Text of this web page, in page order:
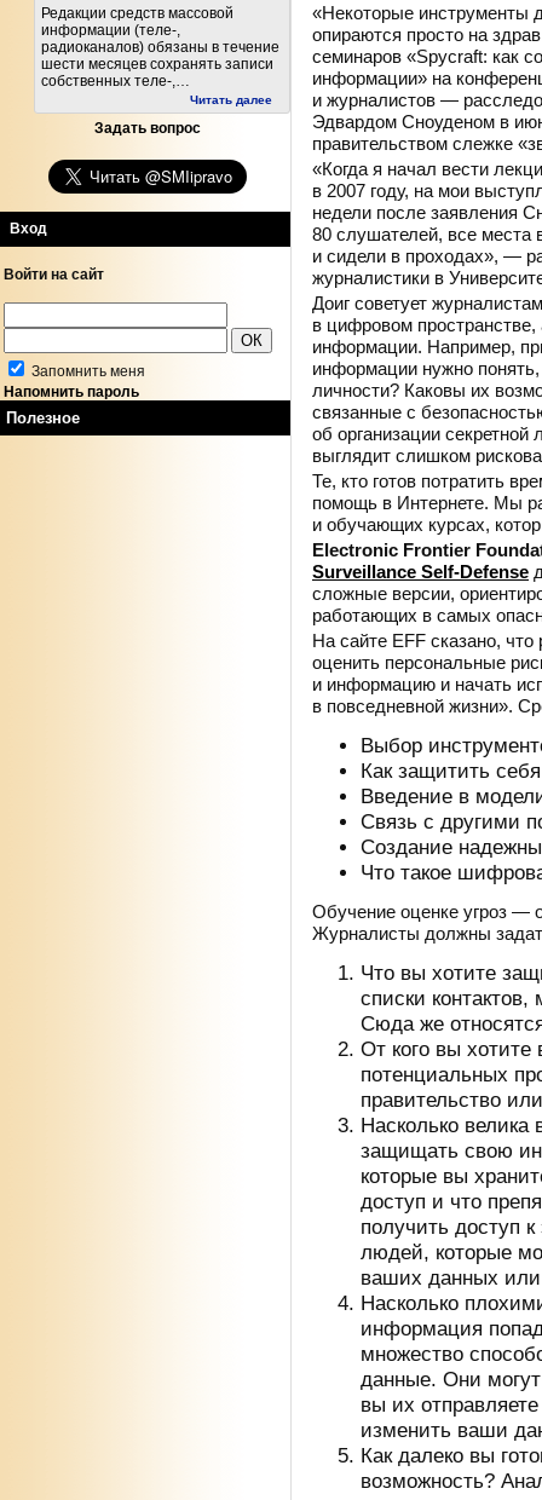
Редакции средств массовой
информации (теле-,
радиоканалов) обязаны в течение
шести месяцев сохранять записи
собственных теле-,…
Читать далее
Задать вопрос
Вход
Войти на сайт
Запомнить меня
Напомнить пароль
Полезное
«Некоторые инструменты
опираются просто на
семинаров «Spycraft: как
информации» на
и журналистов —
Эдвардом Сноуденом в
правительством слежке
«Когда я начал вести
в 2007 году, на мои
недели после заявления
80 слушателей, все места
и сидели в проходах», —
журналистики в
Доиг советует
в цифровом пространстве,
информации. Например,
информации нужно понять,
личности? Каковы их
связанные с
об организации
выглядит слишком
Те, кто готов потратить
помощь в Интернете. Мы
и обучающих курсах,
Electronic Frontier
Surveillance Self-Defense
сложные версии,
работающих в самых
На сайте EFF сказано,
оценить персональные
и информацию и начать
в повседневной жизни».
Выбор
Как защитить
Введение в
Связь с другими
Создание
Что такое
Обучение оценке угроз —
Журналисты должны
Что вы хотите
списки
Сюда же
От кого вы хотите
потенциальных
правительство
Насколько велика
защищать свою
которые вы
доступ и что
получить доступ к
людей, которые
ваших данных
Насколько
информация
множество
данные. Они
вы их
изменить ваши
Как далеко вы
возможность?